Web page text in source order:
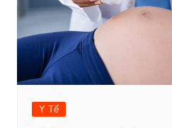
Y Tế